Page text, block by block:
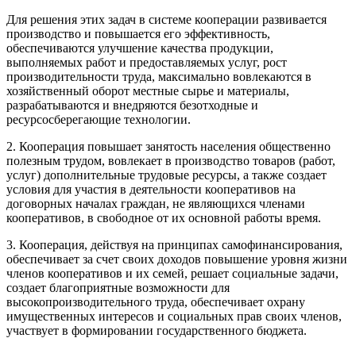
Для решения этих задач в системе кооперации развивается
производство и повышается его эффективность,
обеспечиваются улучшение качества продукции,
выполняемых работ и предоставляемых услуг, рост
производительности труда, максимально вовлекаются в
хозяйственный оборот местные сырье и материалы,
разрабатываются и внедряются безотходные и
ресурсосберегающие технологии.
2. Кооперация повышает занятость населения общественно
полезным трудом, вовлекает в производство товаров (работ,
услуг) дополнительные трудовые ресурсы, а также создает
условия для участия в деятельности кооперативов на
договорных началах граждан, не являющихся членами
кооперативов, в свободное от их основной работы время.
3. Кооперация, действуя на принципах самофинансирования,
обеспечивает за счет своих доходов повышение уровня жизни
членов кооперативов и их семей, решает социальные задачи,
создает благоприятные возможности для
высокопроизводительного труда, обеспечивает охрану
имущественных интересов и социальных прав своих членов,
участвует в формировании государственного бюджета.